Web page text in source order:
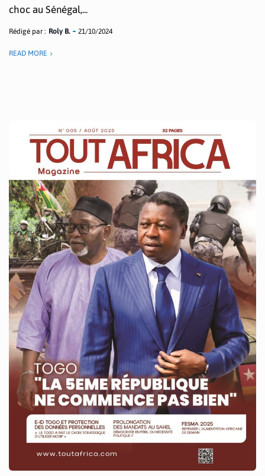
choc au Sénégal,...
Rédigé par : Roly B. 21/10/2024
READ MORE